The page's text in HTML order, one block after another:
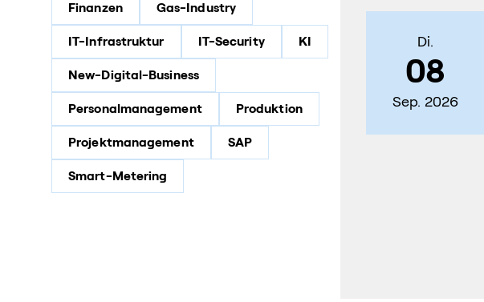
Finanzen Gas-Industry
IT-Infrastruktur IT-Security KI
New-Digital-Business
Personalmanagement Produktion
Projektmanagement SAP
Smart-Metering
Di.
08
Sep. 2026